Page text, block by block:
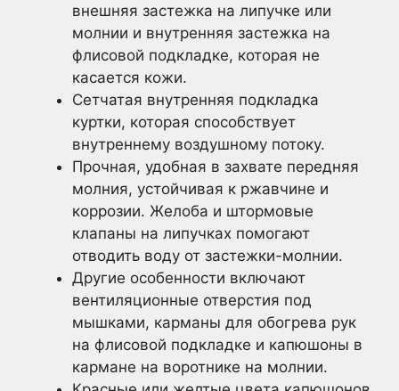
внешняя застежка на липучке или
молнии и внутренняя застежка на
флисовой подкладке, которая не
касается кожи.
Сетчатая внутренняя подкладка
куртки, которая способствует
внутреннему воздушному потоку.
Прочная, удобная в захвате передняя
молния, устойчивая к ржавчине и
коррозии. Желоба и штормовые
клапаны на липучках помогают
отводить воду от застежки-молнии.
Другие особенности включают
вентиляционные отверстия под
мышками, карманы для обогрева рук
на флисовой подкладке и капюшоны в
кармане на воротнике на молнии.